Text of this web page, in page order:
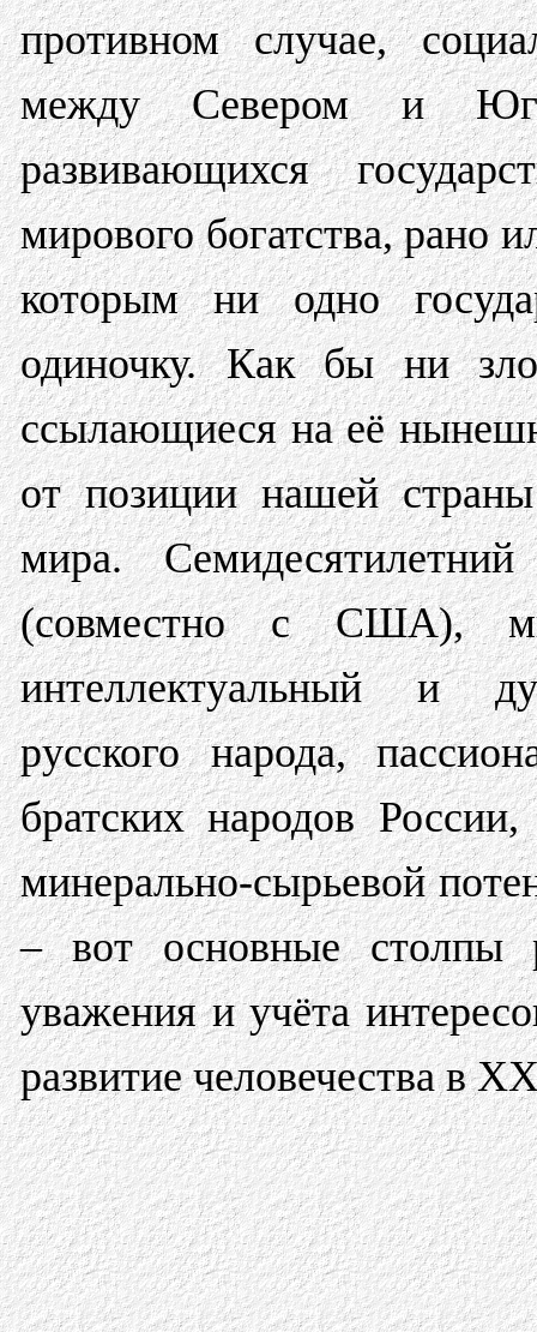
противном случае,
между Севером и
развивающихся
мирового богатства, рано
которым ни одно
одиночку. Как бы ни
ссылающиеся на её
от позиции нашей
мира.
(совместно с США),
интеллектуальный и
русского народа,
братских народов
минерально-сырьевой
– вот основные столпы
уважения и учёта
развитие человечества в